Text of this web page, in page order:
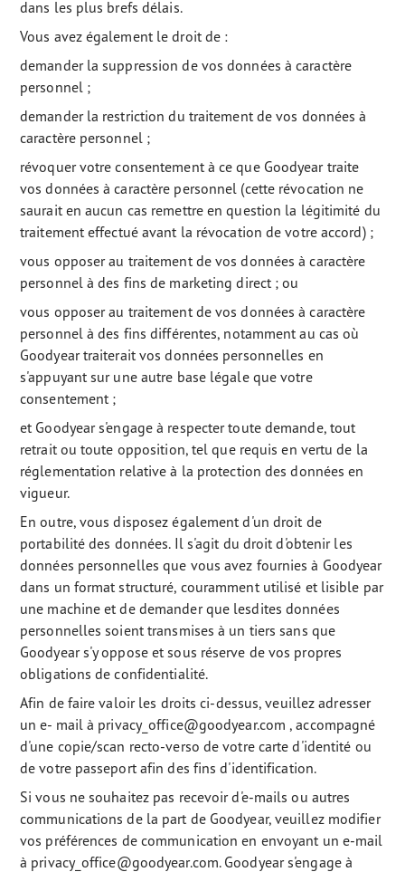
dans les plus brefs délais.
Vous avez également le droit de :
demander la suppression de vos données à caractère
personnel ;
demander la restriction du traitement de vos données à
caractère personnel ;
révoquer votre consentement à ce que Goodyear traite
vos données à caractère personnel (cette révocation ne
saurait en aucun cas remettre en question la légitimité du
traitement effectué avant la révocation de votre accord) ;
vous opposer au traitement de vos données à caractère
personnel à des fins de marketing direct ; ou
vous opposer au traitement de vos données à caractère
personnel à des fins différentes, notamment au cas où
Goodyear traiterait vos données personnelles en
s'appuyant sur une autre base légale que votre
consentement ;
et Goodyear s'engage à respecter toute demande, tout
retrait ou toute opposition, tel que requis en vertu de la
réglementation relative à la protection des données en
vigueur.
En outre, vous disposez également d'un droit de
portabilité des données. Il s'agit du droit d'obtenir les
données personnelles que vous avez fournies à Goodyear
dans un format structuré, couramment utilisé et lisible par
une machine et de demander que lesdites données
personnelles soient transmises à un tiers sans que
Goodyear s'y oppose et sous réserve de vos propres
obligations de confidentialité.
Afin de faire valoir les droits ci-dessus, veuillez adresser
un e- mail à privacy_office@goodyear.com , accompagné
d'une copie/scan recto-verso de votre carte d'identité ou
de votre passeport afin des fins d'identification.
Si vous ne souhaitez pas recevoir d'e-mails ou autres
communications de la part de Goodyear, veuillez modifier
vos préférences de communication en envoyant un e-mail
à privacy_office@goodyear.com. Goodyear s'engage à